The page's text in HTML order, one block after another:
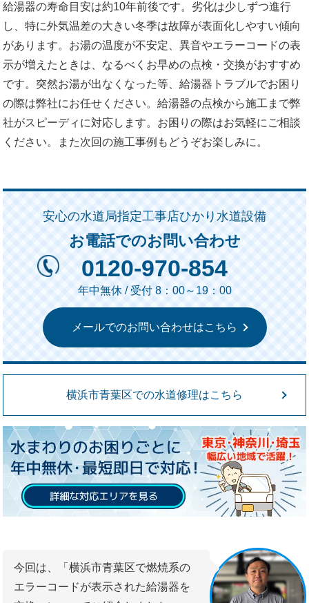
給湯器の寿命目安は約10年前後です。劣化は少しずつ進行
し、特に外気温差の大きい冬季は故障が表面化しやすい傾向
があります。お湯の温度が不安定、異音やエラーコードの表
示が増えたときは、なるべくお早めの点検・交換がおすすめ
です。突然お湯が出なくなった等、給湯器トラブルでお困り
の際は弊社にお任せください。給湯器の点検から施工まで弊
社がスピーディに対応します。お困りの際はお気軽にご相談
ください。また次回の施工事例もどうぞお楽しみに。
安心の水道局指定工事店ひかり水道設備
お電話でのお問い合わせ
0120-970-854
年中無休 / 受付 8：00～19：00
メールでのお問い合わせはこちら
横浜市青葉区での水道修理はこちら
今回は、「横浜市青葉区で燃焼系の
エラーコードが表示された給湯器を